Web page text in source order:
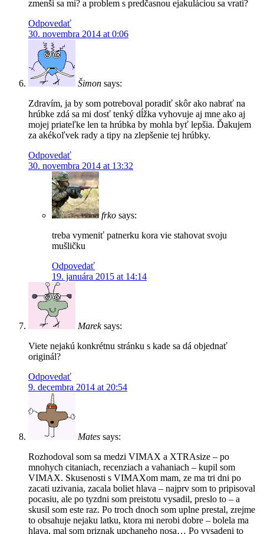
zmenši sa mi? a problem s predčasnou ejakuláciou sa vrati?
Odpovedať
30. novembra 2014 at 0:06
Šimon says:
Zdravím, ja by som potreboval poradiť skôr ako nabrať na
hrúbke zdá sa mi dosť tenký dĺžka vyhovuje aj mne ako aj
mojej priateľke len ta hrúbka by mohla byť lepšia. Ďakujem
za akékoľvek rady a tipy na zlepšenie tej hrúbky.
Odpovedať
30. novembra 2014 at 13:32
frko says:
treba vymeniť patnerku kora vie stahovat svoju
mušličku
Odpovedať
19. januára 2015 at 14:14
Marek says:
Viete nejakú konkrétnu stránku s kade sa dá objednať
originál?
Odpovedať
9. decembra 2014 at 20:54
Mates says:
Rozhodoval som sa medzi VIMAX a XTRAsize – po
mnohych citaniach, recenziach a vahaniach – kupil som
VIMAX. Skusenosti s VIMAXom mam, ze ma tri dni po
zacati uzivania, zacala boliet hlava – najprv som to pripisoval
pocasiu, ale po tyzdni som preistotu vysadil, preslo to – a
skusil som este raz. Po troch dnoch som uplne prestal, zrejme
to obsahuje nejaku latku, ktora mi nerobi dobre – bolela ma
hlava, mal som priznak upchaneho nosa… Po vysadeni to